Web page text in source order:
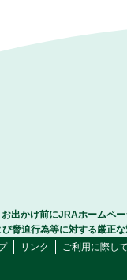
お出かけ前にJRAホームペ
脅迫行為等に対する厳正
リンク ご利用に際し